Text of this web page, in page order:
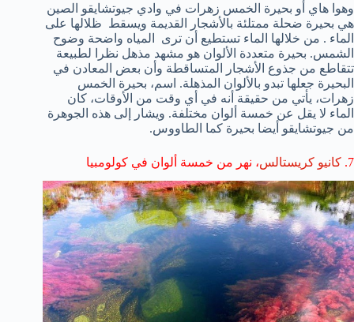
وهوا هاي أو بحيرة الخمس زهرات في وادي جيوتشايقو الصين
هي بحيرة ضحلة ممتلئة بالأشجار القديمة ويسقط ظلالها على
الماء . من خلالها الماء تستطيع أن ترى المياه واضحة وضوح
الشمس. بحيرة متعددة الألوان هو مشهد مذهل نظرا لطبيعة
تتقاطع من جذوع الأشجار المتساقطة و أن بعض المعادن في
البحيرة جعلها تبدو بالألوان المذهلة. اسم، بحيرة الخمس
زهرات، يأتي من حقيقة أنه في أي وقت من الأوقات، كان
الماء لا يقل عن خمسة ألوان مختلفة. ويشار إلى هذه الجوهرة
من جيوتشايقو أيضا بحيرة كما الطاووس.
7
. كانيو كريستالس، نهر من خمسة ألوان في كولومبيا